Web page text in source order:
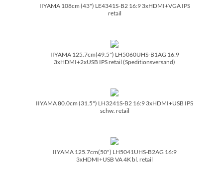
IIYAMA 108cm (43") LE4341S-B2 16:9 3xHDMI+VGA IPS
retail
IIYAMA 125.7cm(49.5") LH5060UHS-B1AG 16:9
3xHDMI+2xUSB IPS retail (Speditionsversand)
IIYAMA 80.0cm (31.5") LH3241S-B2 16:9 3xHDMI+USB IPS
schw. retail
IIYAMA 125.7cm(50") LH5041UHS-B2AG 16:9
3xHDMI+USB VA 4K bl. retail